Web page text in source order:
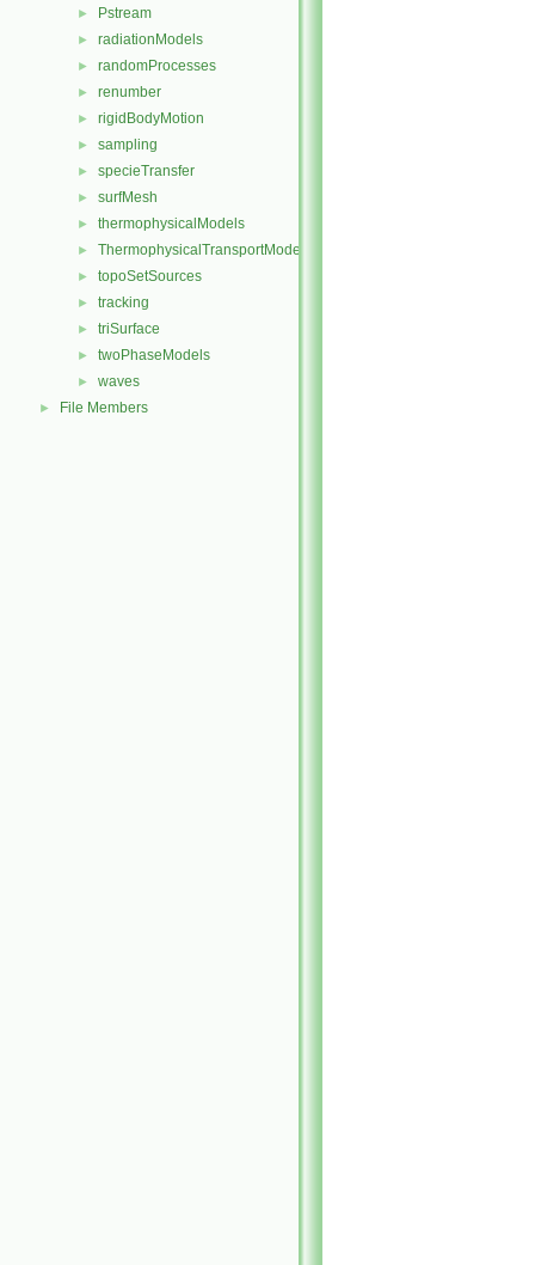
► Pstream
► radiationModels
► randomProcesses
► renumber
► rigidBodyMotion
► sampling
► specieTransfer
► surfMesh
► thermophysicalModels
► ThermophysicalTransportModels
► topoSetSources
► tracking
► triSurface
► twoPhaseModels
► waves
► File Members